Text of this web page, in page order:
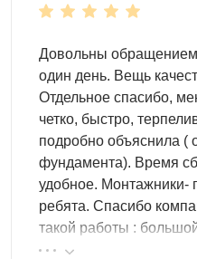
особенность SKOGGY.
любой дизайн участка или
территорию благодаря
любые цвета палитры
создания своего,
цвета на ваше усмотрение
принт с любимым
компании, если контейнер
бизнес целях.
Довольны
один день. Вещь
Отдельное спасибо,
четко, быстро,
подробно объяснила (
фундамента). Время
удобное. Монтажники-
ребята. Спасибо
такой работы :
реальные цены.